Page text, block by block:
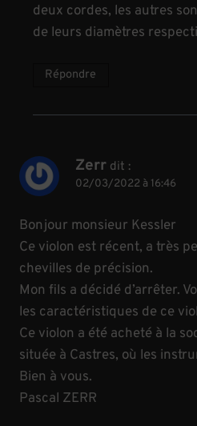
deux cordes, les autres
de leurs diamètres
Répondre
Zerr dit :
02/03/2022 à 16:46
Bonjour monsieur Kessler
Ce violon est récent, a très
chevilles de précision.
Mon fils a décidé d’arrêter.
les caractéristiques de ce
Ce violon a été acheté à la
située à Castres, où les
Bien à vous.
Pascal ZERR